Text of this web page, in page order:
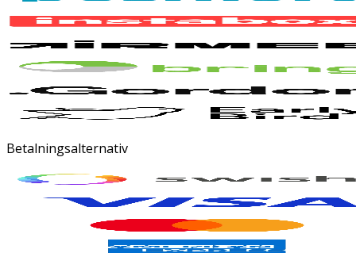
Betalningsalternativ